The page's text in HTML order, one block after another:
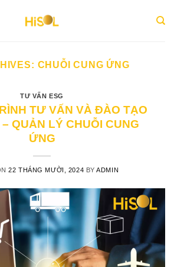
CHUỖI CUNG ỨNG
TƯ VẤN ESG
TƯ VẤN VÀ ĐÀO TẠO
QUẢN LÝ CHUỖI CUNG
ỨNG
22 THÁNG MƯỜI, 2024 BYADMIN